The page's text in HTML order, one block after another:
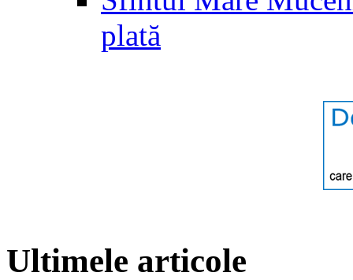
plată
Ultimele articole